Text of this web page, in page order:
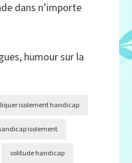
dans n’importe
humour sur la
isolement handicap
isolement
solitude handicap